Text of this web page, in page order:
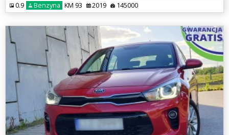
0.9 Benzyna KM 93 2019 145000